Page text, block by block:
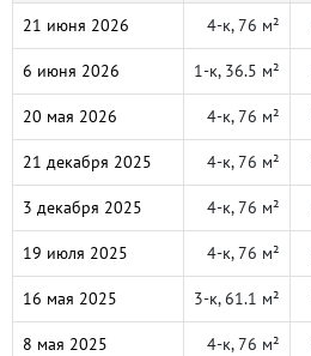
21 июня 2026 4-к, 76 м²
6 июня 2026 1-к, 36.5 м²
20 мая 2026 4-к, 76 м²
21 декабря 2025 4-к, 76 м²
3 декабря 2025 4-к, 76 м²
19 июля 2025 4-к, 76 м²
16 мая 2025 3-к, 61.1 м²
8 мая 2025 4-к, 76 м²